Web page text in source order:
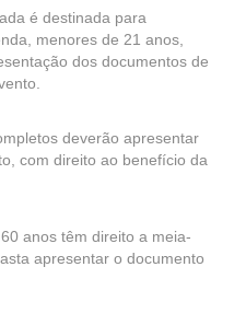
é destinada para
menores de 21 anos,
dos documentos de
deverão apresentar
com direito ao benefício da
anos têm direito a meia-
apresentar o documento